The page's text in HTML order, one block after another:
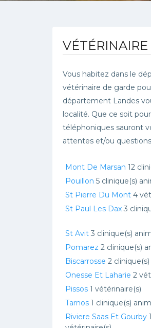
Vous habitez dans le
vétérinaire de garde
département Landes
localité. Que ce soit
téléphoniques sauront
attentes et/ou
Mont De Marsan 12
Pouillon 5 clinique(s)
St Pierre Du Mont 4
St Paul Les Dax 3
St Avit 3 clinique(s)
Pomarez 2 clinique(s)
Biscarrosse 2
Onesse Et Laharie 2
Pissos 1 vétérinaire(s)
Tarnos 1 clinique(s)
Riviere Saas Et Gourby